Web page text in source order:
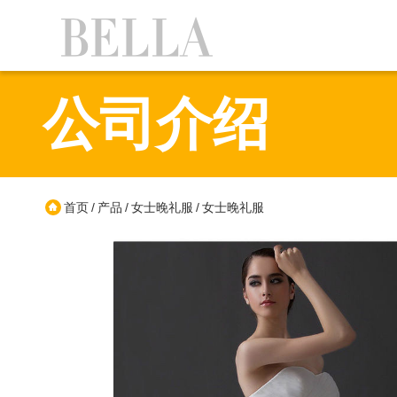
公司介绍
首页/ 产品 /女士晚礼服 /女士晚礼服